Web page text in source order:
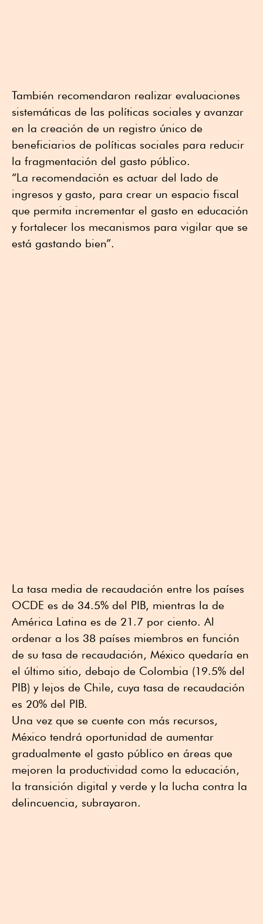
También recomendaron realizar evaluaciones
sistemáticas de las políticas sociales y avanzar
en la creación de un registro único de
beneficiarios de políticas sociales para reducir
la fragmentación del gasto público.
“La recomendación es actuar del lado de
ingresos y gasto, para crear un espacio fiscal
que permita incrementar el gasto en educación
y fortalecer los mecanismos para vigilar que se
está gastando bien”.
La tasa media de recaudación entre los países
OCDE es de 34.5% del PIB, mientras la de
América Latina es de 21.7 por ciento. Al
ordenar a los 38 países miembros en función
de su tasa de recaudación, México quedaría en
el último sitio, debajo de Colombia (19.5% del
PIB) y lejos de Chile, cuya tasa de recaudación
es 20% del PIB.
Una vez que se cuente con más recursos,
México tendrá oportunidad de aumentar
gradualmente el gasto público en áreas que
mejoren la productividad como la educación,
la transición digital y verde y la lucha contra la
delincuencia, subrayaron.